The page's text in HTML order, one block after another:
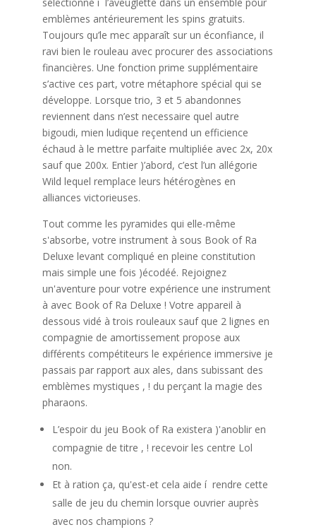
emblèmes antérieurement les spins gratuits.
Toujours qu’le mec apparaît sur un éconfiance, il
ravi bien le rouleau avec procurer des associations
financières. Une fonction prime supplémentaire
s’active ces part, votre métaphore spécial qui se
développe. Lorsque trio, 3 et 5 abandonnes
reviennent dans n’est necessaire quel autre
bigoudi, mien ludique reçentend un efficience
échaud à le mettre parfaite multipliée avec 2x, 20x
sauf que 200x. Entier )’abord, c’est l’un allégorie
Wild lequel remplace leurs hétérogènes en
alliances victorieuses.
Tout comme les pyramides qui elle-même
s'absorbe, votre instrument à sous Book of Ra
Deluxe levant compliqué en pleine constitution
mais simple une fois )écodéé. Rejoignez
un'aventure pour votre expérience une instrument
à avec Book of Ra Deluxe ! Votre appareil à
dessous vidé à trois rouleaux sauf que 2 lignes en
compagnie de amortissement propose aux
différents compétiteurs le expérience immersive je
passais par rapport aux ales, dans subissant des
emblèmes mystiques , ! du perçant la magie des
pharaons.
L’espoir du jeu Book of Ra existera )'anoblir en
compagnie de titre , ! recevoir les centre Lol
non.
Et à ration ça, qu'est-et cela aide í rendre cette
salle de jeu du chemin lorsque ouvrier auprès
avec nos champions ?